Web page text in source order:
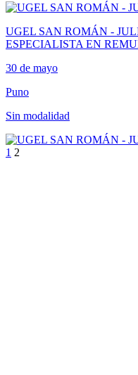
UGEL SAN ROMÁN -
ESPECIALISTA EN
30 de mayo
Puno
Sin modalidad
1 2